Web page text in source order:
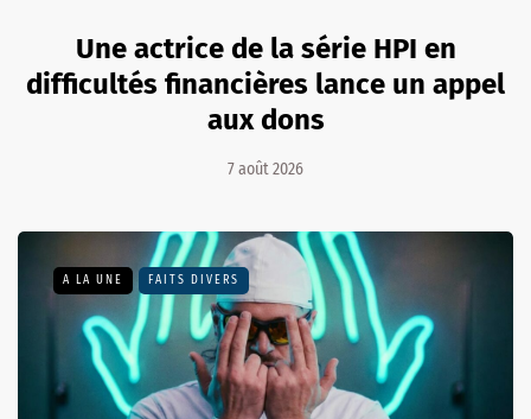
Une actrice de la série HPI en
difficultés financières lance un appel
aux dons
7 août 2026
A LA UNE FAITS DIVERS